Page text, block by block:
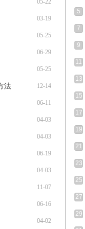
05-22
03-19
05-25
06-29
05-25
12-14
法
06-11
04-03
04-03
06-19
04-03
11-07
06-16
04-02
5
7
9
11
13
15
17
19
21
23
25
27
29